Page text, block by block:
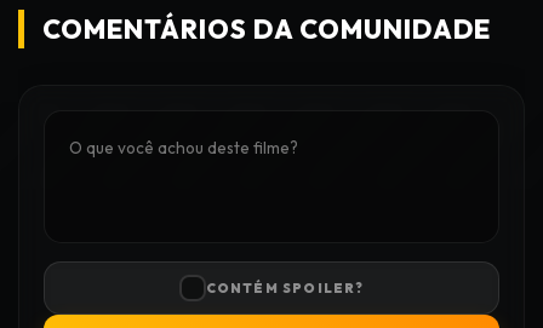
COMENTÁRIOS DA COMUNIDADE
CONTÉM SPOILER?